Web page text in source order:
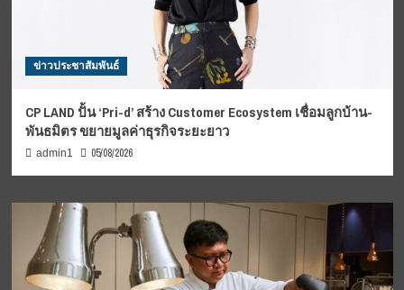
ข่าวประชาสัมพันธ์
CP LAND ปั้น ‘Pri-d’ สร้าง Customer Ecosystem เชื่อมลูกบ้าน-
พันธมิตร ขยายมูลค่าธุรกิจระยะยาว
admin1 05/08/2026